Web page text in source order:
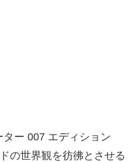
ー 007 エディション
の世界観を彷彿とさせる